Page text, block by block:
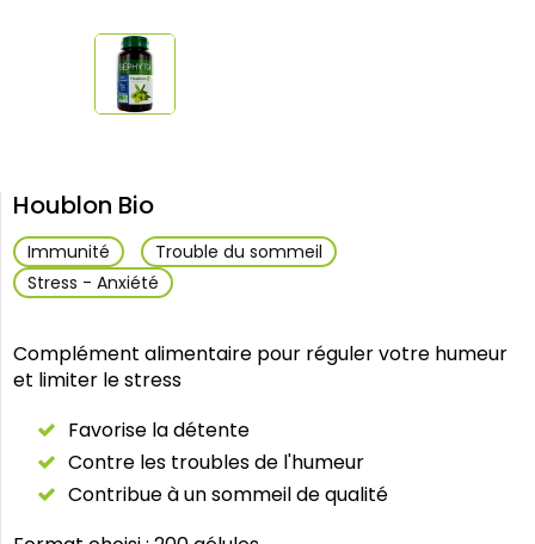
Houblon Bio
Immunité
Trouble du sommeil
Stress - Anxiété
Complément alimentaire pour réguler votre humeur
et limiter le stress
Favorise la détente
Contre les troubles de l'humeur
Contribue à un sommeil de qualité